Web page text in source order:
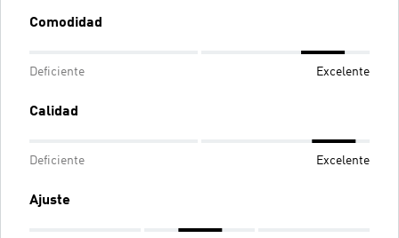
Comodidad
Deficiente Excelente
Calidad
Deficiente Excelente
Ajuste